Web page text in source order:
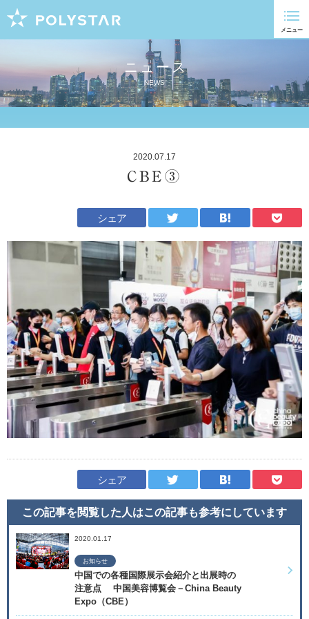
ニュース
NEWS
2020.07.17
CBE③
シェア
シェア
この記事を閲覧した人はこの記事も参考にしています
2020.01.17
お知らせ
中国での各種国際展示会紹介と出展時の
注意点 中国美容博覧会－China Beauty
Expo（CBE）